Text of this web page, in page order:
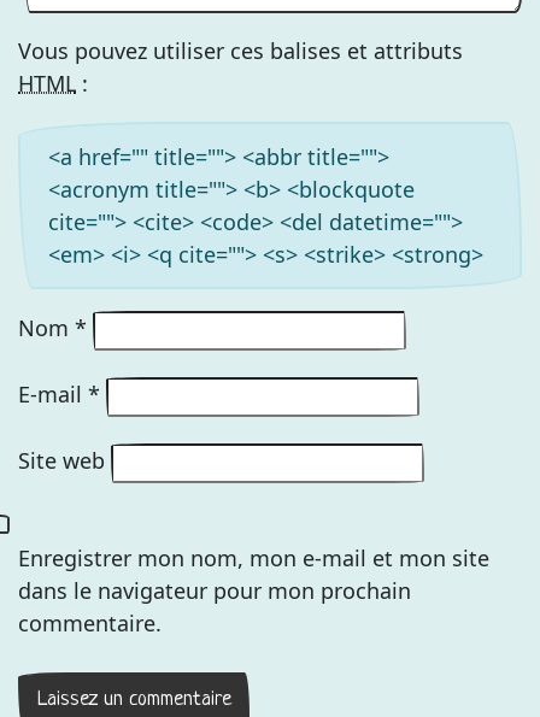
Vous pouvez utiliser ces balises et attributs
HTML :
<a href="" title=""> <abbr title="">
<acronym title=""> <b> <blockquote
cite=""> <cite> <code> <del datetime="">
<em> <i> <q cite=""> <s> <strike> <strong>
Nom *
E-mail *
Site web
Enregistrer mon nom, mon e-mail et mon site
dans le navigateur pour mon prochain
commentaire.